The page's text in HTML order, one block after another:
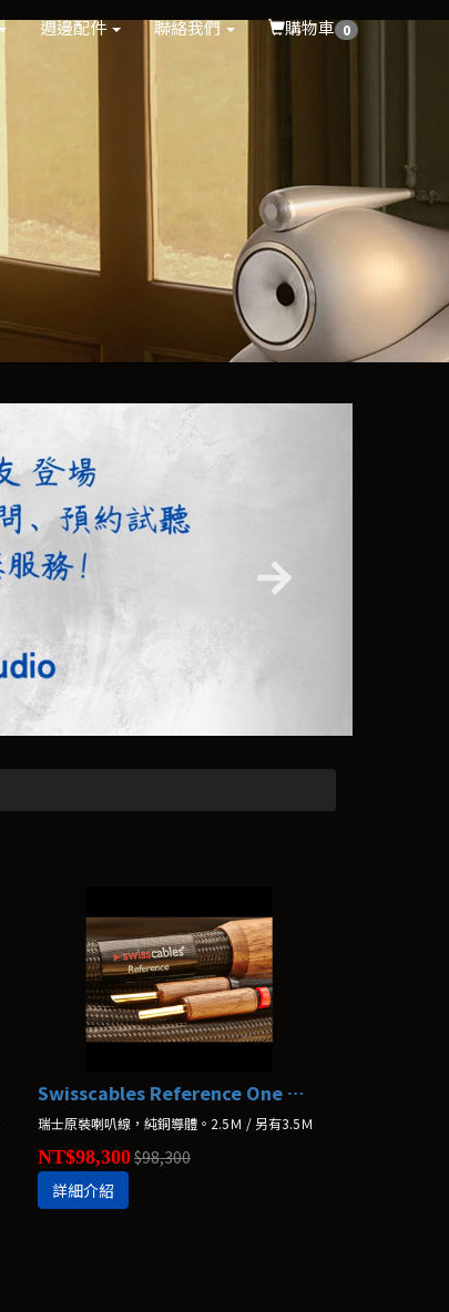
週邊配件 聯絡我們 購物車 0
Swisscables Reference One 喇叭線
瑞士原裝喇叭線，純銅導體。2.5Ｍ / 另有3.5Ｍ
NT$98,300$98,300
詳細介紹